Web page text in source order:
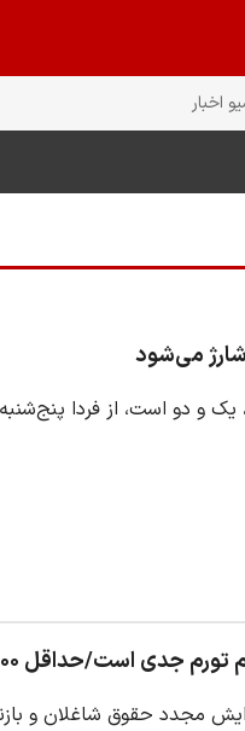
اخبار
۱۵ مرداد ۱۴۰۵ مشمول شارژ کالابرگ…
تومان به کالابرگ اضافه می‌شود
حقوق شاغلان و